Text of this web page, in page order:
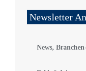
Newsletter
News,